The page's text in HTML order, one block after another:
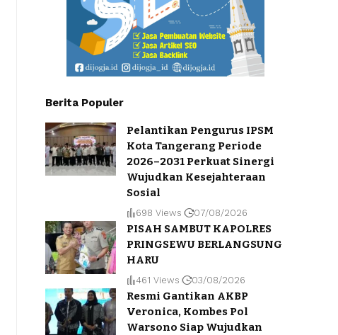
Berita Populer
Pelantikan Pengurus IPSM
Kota Tangerang Periode
2026–2031 Perkuat Sinergi
Wujudkan Kesejahteraan
Sosial
698 Views 07/08/2026
PISAH SAMBUT KAPOLRES
PRINGSEWU BERLANGSUNG
HARU
461 Views 03/08/2026
Resmi Gantikan AKBP
Veronica, Kombes Pol
Warsono Siap Wujudkan